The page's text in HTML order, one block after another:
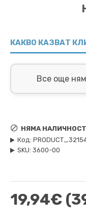
КАКВО КАЗВАТ
Все още
19,94€
НЯМА НАЛИЧНОСТ
Код:
SKU: 3600-00